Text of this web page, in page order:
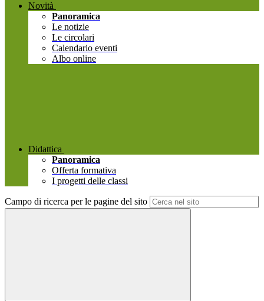
Novità
Panoramica
Le notizie
Le circolari
Calendario eventi
Albo online
Didattica
Panoramica
Offerta formativa
I progetti delle classi
Campo di ricerca per le pagine del sito